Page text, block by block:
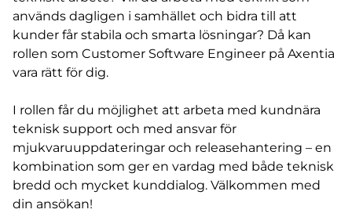
används dagligen i samhället och bidra till att
kunder får stabila och smarta lösningar? Då kan
rollen som Customer Software Engineer på Axentia
vara rätt för dig.
I rollen får du möjlighet att arbeta med kundnära
teknisk support och med ansvar för
mjukvaruuppdateringar och releasehantering – en
kombination som ger en vardag med både teknisk
bredd och mycket kunddialog. Välkommen med
din ansökan!